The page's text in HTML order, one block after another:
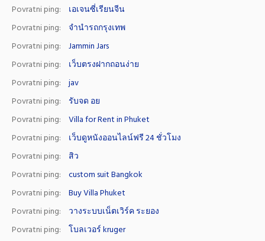
Povratni ping:
เอเจนซี่เรียนจีน
Povratni ping:
จำนำรถกรุงเทพ
Povratni ping:
Jammin Jars
Povratni ping:
เว็บตรงฝากถอนง่าย
Povratni ping:
jav
Povratni ping:
รับจด อย
Povratni ping:
Villa for Rent in Phuket
Povratni ping:
เว็บดูหนังออนไลน์ฟรี 24 ชั่วโมง
Povratni ping:
สิว
Povratni ping:
custom suit Bangkok
Povratni ping:
Buy Villa Phuket
Povratni ping:
วางระบบเน็ตเวิร์ค ระยอง
Povratni ping:
โบลเวอร์ kruger